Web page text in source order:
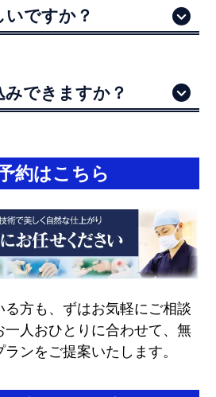
なります。
いですか？
みできますか？
約はこちら
方も、ずはお気軽にご相談
一人おひとりに合わせて、無
ンをご提案いたします。